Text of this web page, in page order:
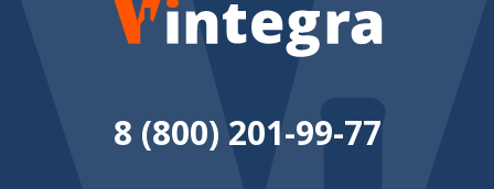
8 (800) 201-99-77